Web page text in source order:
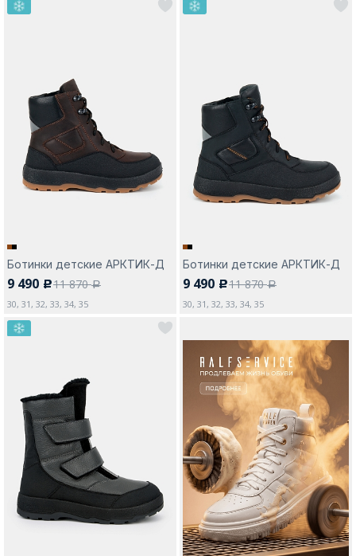
Ботинки детские АРКТИК-Д
9 490 c11 870a
30, 31, 32, 33, 34, 35
Ботинки детские АРКТИК-Д
9 490 c11 870a
30, 31, 32, 33, 34, 35